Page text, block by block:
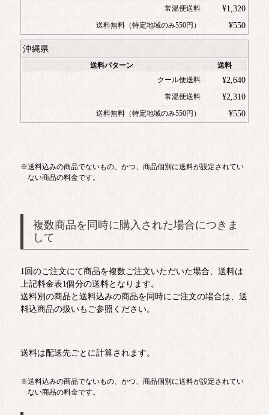
常温便送料 ¥1,320
送料無料（特定地域のみ550円） ¥550
沖縄県
送料パターン
送料
クール便送料
¥2,640
常温便送料 ¥2,310
送料無料（特定地域のみ550円） ¥550
送料込みの商品でないもの、かつ、商品個別に送料が設定されてい
ない商品の料金です。
複数商品を同時に購入された場合につきま
して
1回のご注文にて商品を複数ご注文いただいた場合、送料は
上記料金表1個分の送料となります。
送料別の商品と送料込みの商品を同時にご注文の場合は、送
料込商品の扱いもご参照ください。
送料は配送先ごとに計算されます。
送料込みの商品でないもの、かつ、商品個別に送料が設定されてい
ない商品の料金です。